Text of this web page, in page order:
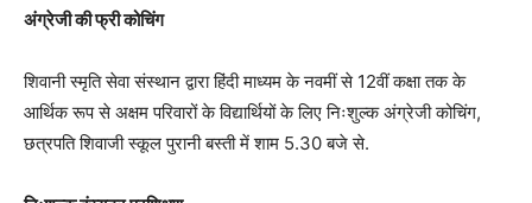
अंग्रेजी की फ्री कोचिंग
शिवानी स्मृति सेवा संस्थान द्वारा हिंदी माध्यम के नवमीं से 12वीं कक्षा तक के
आर्थिक रूप से अक्षम परिवारों के विद्यार्थियों के लिए निःशुल्क अंग्रेजी कोचिंग,
छत्रपति शिवाजी स्कूल पुरानी बस्ती में शाम 5.30 बजे से.